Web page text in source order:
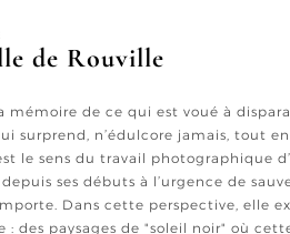
de Rouville
mémoire de ce qui est voué à
surprend, n’édulcore jamais, tout
le sens du travail photographique
ses débuts à l’urgence de
Dans cette perspective, elle
: des paysages de "soleil noir" où